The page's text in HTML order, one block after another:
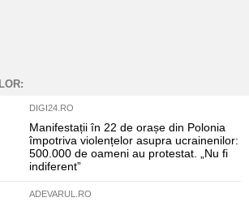
DIGI24.RO
Manifestații în 22 de orașe din Polonia
împotriva violențelor asupra ucrainenilor:
500.000 de oameni au protestat. „Nu fi
indiferent”
ADEVARUL.RO